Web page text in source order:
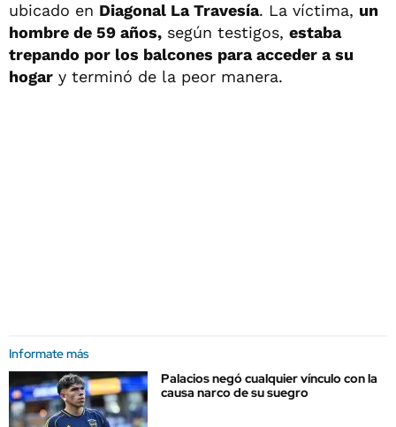
ubicado en Diagonal La Travesía. La víctima, un
hombre de 59 años, según testigos, estaba
trepando por los balcones para acceder a su
hogar y terminó de la peor manera.
Informate más
Palacios negó cualquier vínculo con la
causa narco de su suegro